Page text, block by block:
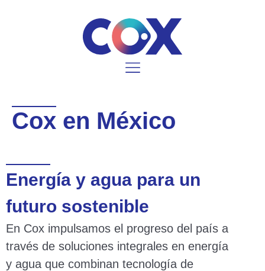
Cox en México
Energía y agua para un
futuro sostenible
En Cox impulsamos el progreso del país a
través de soluciones integrales en energía
y agua que combinan tecnología de